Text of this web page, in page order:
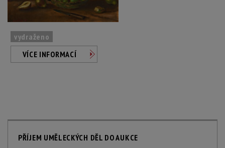
vydraženo
VÍCE INFORMACÍ
PŘÍJEM UMĚLECKÝCH DĚL DO AUKCE